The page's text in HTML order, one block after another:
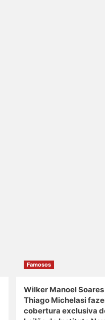
Famosos
Wilker Manoel Soares
Thiago Michelasi
cobertura exclusiva